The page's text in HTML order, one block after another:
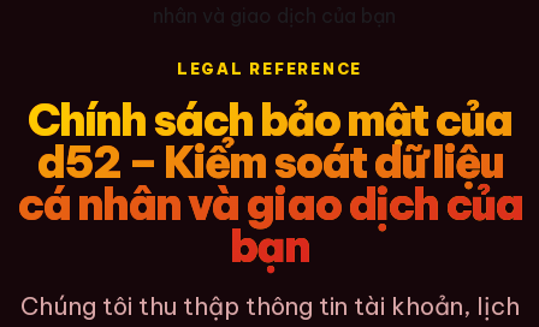
nhân và giao dịch của bạn
LEGAL REFERENCE
Chính sách bảo mật của
d52 – Kiểm soát dữ liệu
cá nhân và giao dịch của
bạn
Chúng tôi thu thập thông tin tài khoản, lịch